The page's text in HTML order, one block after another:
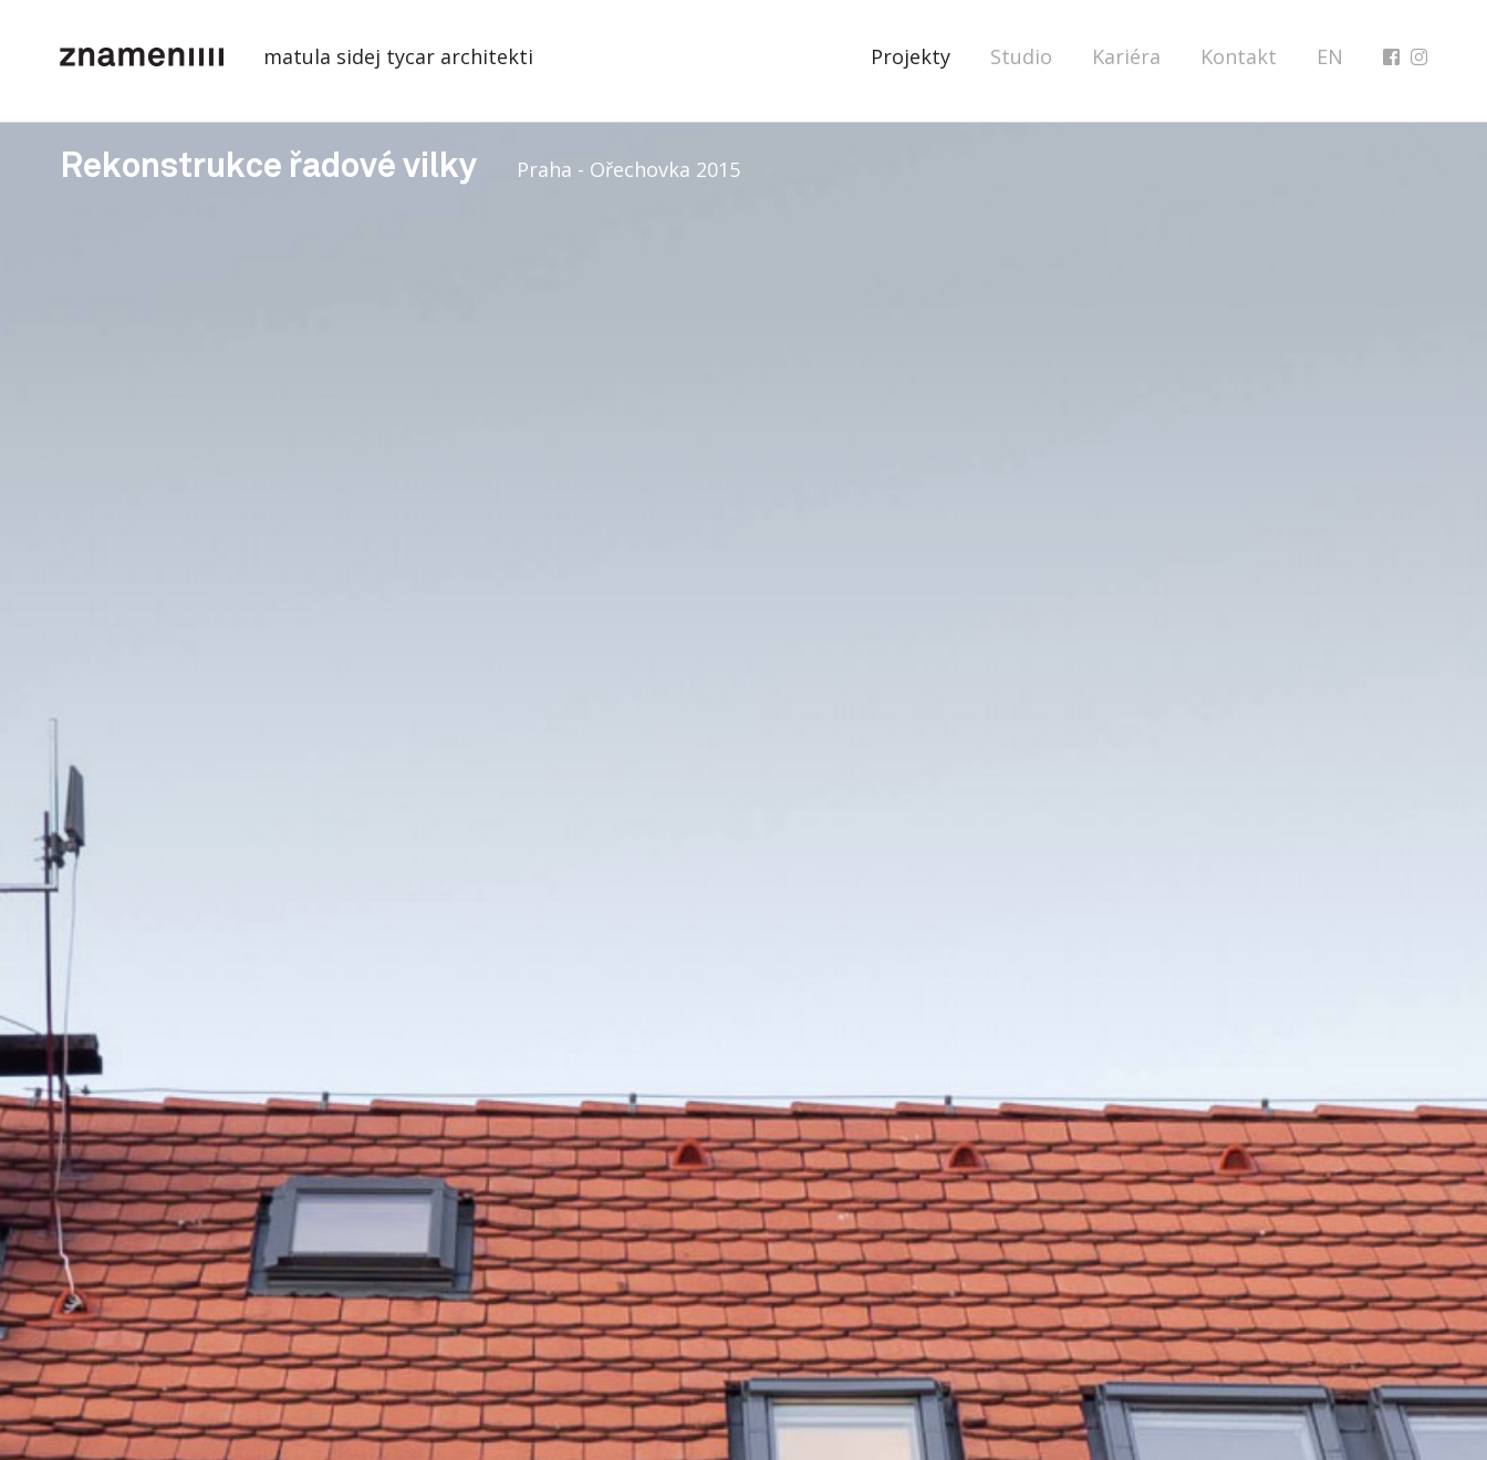
matula sidej tycar architekti Projekty Studio Kariéra Kontakt EN
Rekonstrukce řadové vilky Praha - Ořechovka 2015